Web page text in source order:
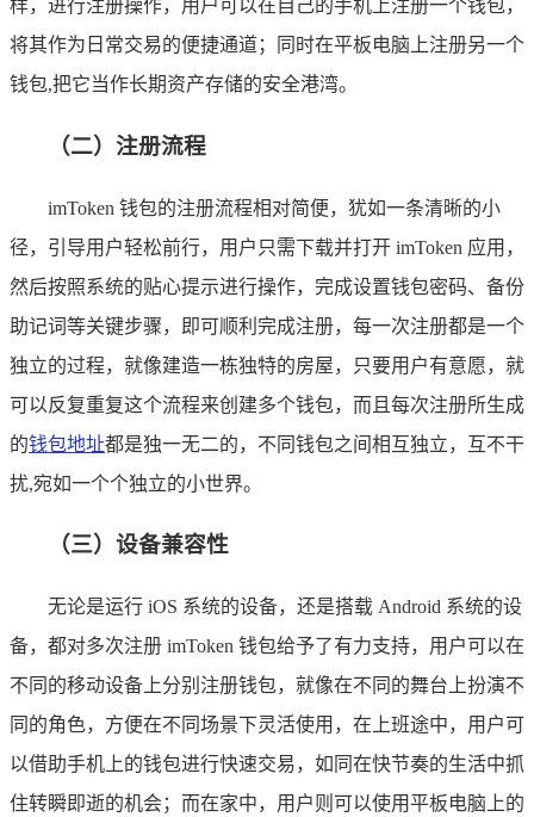
样，进行注册操作，用户可以在自己的手机上注册一个钱包，
将其作为日常交易的便捷通道；同时在平板电脑上注册另一个
钱包,把它当作长期资产存储的安全港湾。
（二）注册流程
imToken 钱包的注册流程相对简便，犹如一条清晰的小
径，引导用户轻松前行，用户只需下载并打开 imToken 应用，
然后按照系统的贴心提示进行操作，完成设置钱包密码、备份
助记词等关键步骤，即可顺利完成注册，每一次注册都是一个
独立的过程，就像建造一栋独特的房屋，只要用户有意愿，就
可以反复重复这个流程来创建多个钱包，而且每次注册所生成
的钱包地址都是独一无二的，不同钱包之间相互独立，互不干
扰,宛如一个个独立的小世界。
（三）设备兼容性
无论是运行 iOS 系统的设备，还是搭载 Android 系统的设
备，都对多次注册 imToken 钱包给予了有力支持，用户可以在
不同的移动设备上分别注册钱包，就像在不同的舞台上扮演不
同的角色，方便在不同场景下灵活使用，在上班途中，用户可
以借助手机上的钱包进行快速交易，如同在快节奏的生活中抓
住转瞬即逝的机会；而在家中，用户则可以使用平板电脑上的